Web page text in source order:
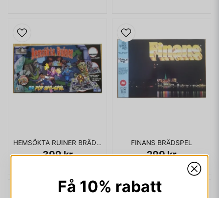
HEMSÖKTA RUINER BRÄDSPEL
399 kr
FINANS BRÄDSPEL
299 kr
Få 10% rabatt